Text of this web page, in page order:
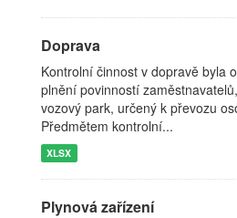
Doprava
Kontrolní činnost v dopravě byla
plnění povinností
vozový park, určený k převozu
Předmětem kontrolní...
XLSX
Plynová zařízení